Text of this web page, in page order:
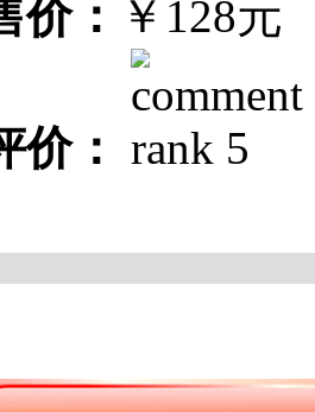
价： ￥128元
价：